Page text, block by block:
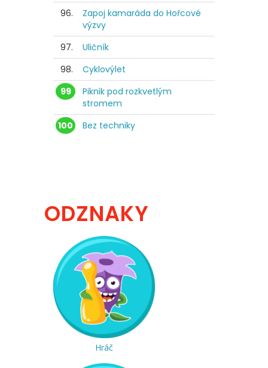
96.
Zapoj kamaráda do Hořcové
výzvy
97.
Uličník
98.
Cyklovýlet
99
Piknik pod rozkvetlým
stromem
100
Bez techniky
ODZNAKY
Hráč